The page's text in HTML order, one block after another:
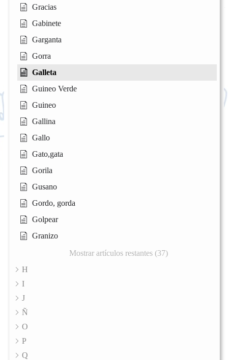
Gracias
Gabinete
Garganta
Gorra
Galleta
Guineo Verde
Guineo
Gallina
Gallo
Gato,gata
Gorila
Gusano
Gordo, gorda
Golpear
Granizo
Mostrar artículos restantes (37)
H
I
J
Ñ
O
P
Q